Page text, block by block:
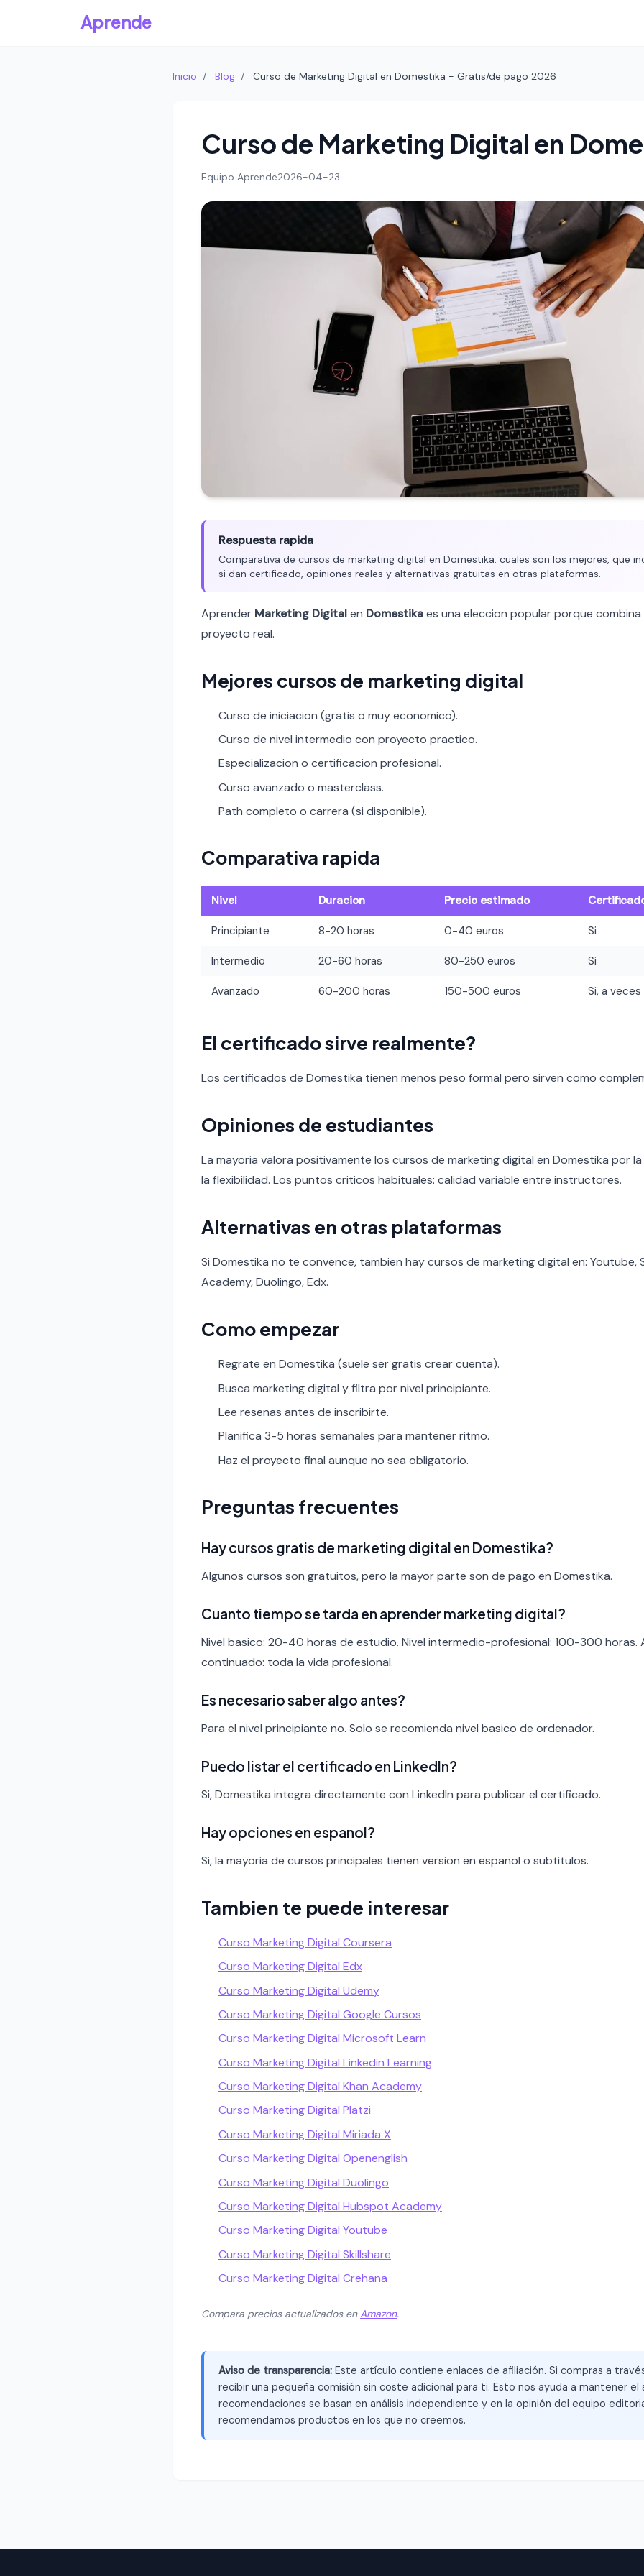
Aprende
Inicio / Blog / Curso de Marketing Digital en Domestika - Gratis/de pago 2026
Curso de Marketing Digital en
Equipo Aprende2026-04-23
Respuesta rapida
Comparativa de cursos de marketing digital en Domestika: cuales son los mejores, que
si dan certificado, opiniones reales y alternativas gratuitas en otras plataformas.
Aprender Marketing Digitalen Domestikaes una eleccion popular porque
proyecto real.
Mejores cursos de marketing digital
Curso de iniciacion (gratis o muy economico).
Curso de nivel intermedio con proyecto practico.
Especializacion o certificacion profesional.
Curso avanzado o masterclass.
Path completo o carrera (si disponible).
Comparativa rapida
Nivel Duracion Precio estimado
Principiante 8-20 horas 0-40 euros Si
Intermedio 20-60 horas 80-250 euros Si
Avanzado 60-200 horas 150-500 euros Si, a
El certificado sirve realmente?
Los certificados de Domestika tienen menos peso formal pero sirven como
Opiniones de estudiantes
La mayoria valora positivamente los cursos de marketing digital en Domestika por
la flexibilidad. Los puntos criticos habituales: calidad variable entre instructores.
Alternativas en otras plataformas
Si Domestika no te convence, tambien hay cursos de marketing digital en: Youtube,
Academy, Duolingo, Edx.
Como empezar
Regrate en Domestika (suele ser gratis crear cuenta).
Busca marketing digital y filtra por nivel principiante.
Lee resenas antes de inscribirte.
Planifica 3-5 horas semanales para mantener ritmo.
Haz el proyecto final aunque no sea obligatorio.
Preguntas frecuentes
Hay cursos gratis de marketing digital en Domestika?
Algunos cursos son gratuitos, pero la mayor parte son de pago en Domestika.
Cuanto tiempo se tarda en aprender marketing digital?
Nivel basico: 20-40 horas de estudio. Nivel intermedio-profesional: 100-300 horas.
continuado: toda la vida profesional.
Es necesario saber algo antes?
Para el nivel principiante no. Solo se recomienda nivel basico de ordenador.
Puedo listar el certificado en LinkedIn?
Si, Domestika integra directamente con LinkedIn para publicar el certificado.
Hay opciones en espanol?
Si, la mayoria de cursos principales tienen version en espanol o subtitulos.
Tambien te puede interesar
Curso Marketing Digital Coursera
Curso Marketing Digital Edx
Curso Marketing Digital Udemy
Curso Marketing Digital Google Cursos
Curso Marketing Digital Microsoft Learn
Curso Marketing Digital Linkedin Learning
Curso Marketing Digital Khan Academy
Curso Marketing Digital Platzi
Curso Marketing Digital Miriada X
Curso Marketing Digital Openenglish
Curso Marketing Digital Duolingo
Curso Marketing Digital Hubspot Academy
Curso Marketing Digital Youtube
Curso Marketing Digital Skillshare
Curso Marketing Digital Crehana
Compara precios actualizados enAmazon.
Aviso de transparencia: Este artículo contiene enlaces de afiliación. Si compras a
recibir una pequeña comisión sin coste adicional para ti. Esto nos ayuda a mantener el
recomendaciones se basan en análisis independiente y en la opinión del equipo
recomendamos productos en los que no creemos.